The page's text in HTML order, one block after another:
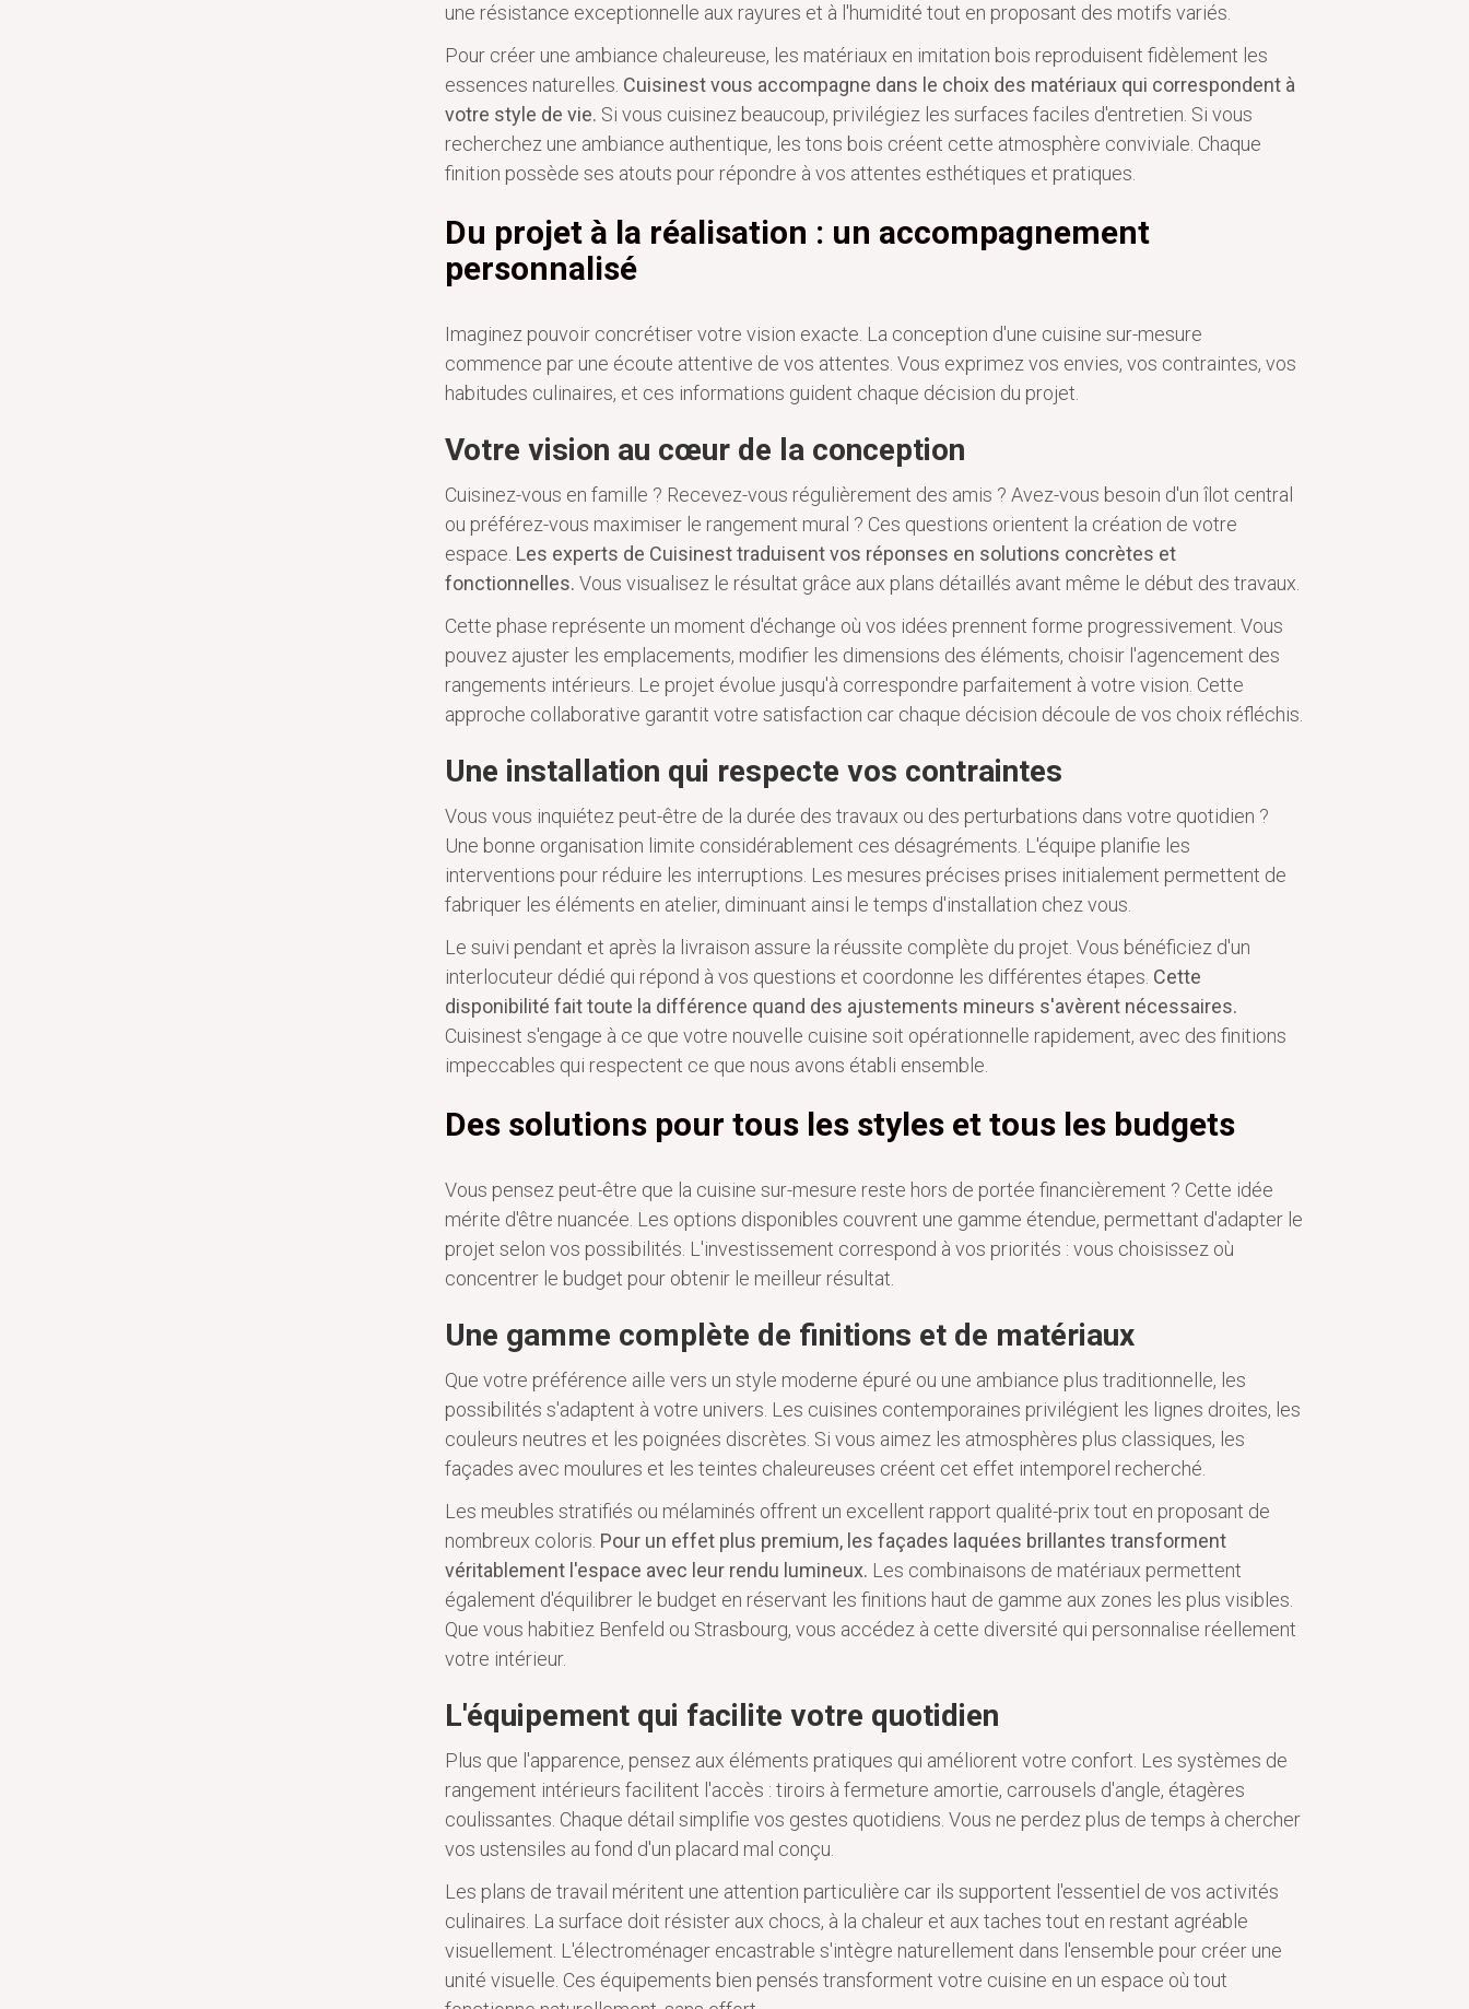
une résistance exceptionnelle aux rayures et à l'humidité tout en proposant des motifs variés.
Pour créer une ambiance chaleureuse, les matériaux en imitation bois reproduisent fidèlement les
essences naturelles. Cuisinest vous accompagne dans le choix des matériaux qui correspondent à
votre style de vie. Si vous cuisinez beaucoup, privilégiez les surfaces faciles d'entretien. Si vous
recherchez une ambiance authentique, les tons bois créent cette atmosphère conviviale. Chaque
finition possède ses atouts pour répondre à vos attentes esthétiques et pratiques.
Du projet à la réalisation : un accompagnement
personnalisé
Imaginez pouvoir concrétiser votre vision exacte. La conception d'une cuisine sur-mesure
commence par une écoute attentive de vos attentes. Vous exprimez vos envies, vos contraintes, vos
habitudes culinaires, et ces informations guident chaque décision du projet.
Votre vision au cœur de la conception
Cuisinez-vous en famille ? Recevez-vous régulièrement des amis ? Avez-vous besoin d'un îlot central
ou préférez-vous maximiser le rangement mural ? Ces questions orientent la création de votre
espace. Les experts de Cuisinest traduisent vos réponses en solutions concrètes et
fonctionnelles. Vous visualisez le résultat grâce aux plans détaillés avant même le début des travaux.
Cette phase représente un moment d'échange où vos idées prennent forme progressivement. Vous
pouvez ajuster les emplacements, modifier les dimensions des éléments, choisir l'agencement des
rangements intérieurs. Le projet évolue jusqu'à correspondre parfaitement à votre vision. Cette
approche collaborative garantit votre satisfaction car chaque décision découle de vos choix réfléchis.
Une installation qui respecte vos contraintes
Vous vous inquiétez peut-être de la durée des travaux ou des perturbations dans votre quotidien ?
Une bonne organisation limite considérablement ces désagréments. L'équipe planifie les
interventions pour réduire les interruptions. Les mesures précises prises initialement permettent de
fabriquer les éléments en atelier, diminuant ainsi le temps d'installation chez vous.
Le suivi pendant et après la livraison assure la réussite complète du projet. Vous bénéficiez d'un
interlocuteur dédié qui répond à vos questions et coordonne les différentes étapes. Cette
disponibilité fait toute la différence quand des ajustements mineurs s'avèrent nécessaires.
Cuisinest s'engage à ce que votre nouvelle cuisine soit opérationnelle rapidement, avec des finitions
impeccables qui respectent ce que nous avons établi ensemble.
Des solutions pour tous les styles et tous les budgets
Vous pensez peut-être que la cuisine sur-mesure reste hors de portée financièrement ? Cette idée
mérite d'être nuancée. Les options disponibles couvrent une gamme étendue, permettant d'adapter le
projet selon vos possibilités. L'investissement correspond à vos priorités : vous choisissez où
concentrer le budget pour obtenir le meilleur résultat.
Une gamme complète de finitions et de matériaux
Que votre préférence aille vers un style moderne épuré ou une ambiance plus traditionnelle, les
possibilités s'adaptent à votre univers. Les cuisines contemporaines privilégient les lignes droites, les
couleurs neutres et les poignées discrètes. Si vous aimez les atmosphères plus classiques, les
façades avec moulures et les teintes chaleureuses créent cet effet intemporel recherché.
Les meubles stratifiés ou mélaminés offrent un excellent rapport qualité-prix tout en proposant de
nombreux coloris. Pour un effet plus premium, les façades laquées brillantes transforment
véritablement l'espace avec leur rendu lumineux. Les combinaisons de matériaux permettent
également d'équilibrer le budget en réservant les finitions haut de gamme aux zones les plus visibles.
Que vous habitiez Benfeld ou Strasbourg, vous accédez à cette diversité qui personnalise réellement
votre intérieur.
L'équipement qui facilite votre quotidien
Plus que l'apparence, pensez aux éléments pratiques qui améliorent votre confort. Les systèmes de
rangement intérieurs facilitent l'accès : tiroirs à fermeture amortie, carrousels d'angle, étagères
coulissantes. Chaque détail simplifie vos gestes quotidiens. Vous ne perdez plus de temps à chercher
vos ustensiles au fond d'un placard mal conçu.
Les plans de travail méritent une attention particulière car ils supportent l'essentiel de vos activités
culinaires. La surface doit résister aux chocs, à la chaleur et aux taches tout en restant agréable
visuellement. L'électroménager encastrable s'intègre naturellement dans l'ensemble pour créer une
unité visuelle. Ces équipements bien pensés transforment votre cuisine en un espace où tout